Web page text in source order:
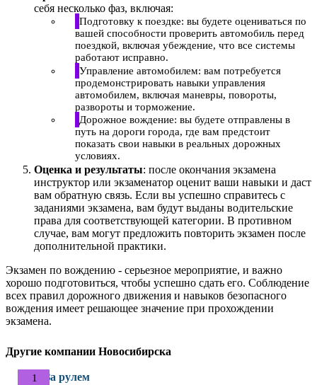
себя несколько фаз, включая:
Подготовку к поездке: вы будете оцениваться по
вашей способности проверить автомобиль перед
поездкой, включая убеждение, что все системы
работают исправно.
Управление автомобилем: вам потребуется
продемонстрировать навыки управления
автомобилем, включая маневры, повороты,
развороты и торможение.
Дорожное вождение: вы будете отправлены в
путь на дороги города, где вам предстоит
показать свои навыки в реальных дорожных
условиях.
Оценка и результаты: после окончания экзамена
инструктор или экзаменатор оценит ваши навыки и даст
вам обратную связь. Если вы успешно справитесь с
заданиями экзамена, вам будут выданы водительские
права для соответствующей категории. В противном
случае, вам могут предложить повторить экзамен после
дополнительной практики.
Экзамен по вождению - серьезное мероприятие, и важно
хорошо подготовиться, чтобы успешно сдать его. Соблюдение
всех правил дорожного движения и навыков безопасного
вождения имеет решающее значение при прохождении
экзамена.
Другие компании Новосибирска
За рулем